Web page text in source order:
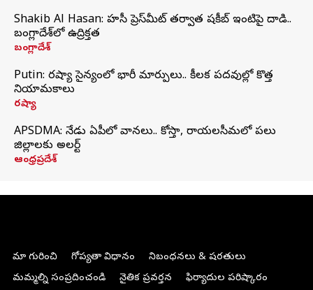
Shakib Al Hasan: హసీనా ప్రెస్‌మీట్‌ తర్వాత షకీబ్‌ ఇంటిపై దాడి..
బంగ్లాదేశ్‌లో ఉద్రిక్తత
బంగ్లాదేశ్
Putin: రష్యా సైన్యంలో భారీ మార్పులు.. కీలక పదవుల్లో కొత్త
నియామకాలు
రష్యా
APSDMA: నేడు ఏపీలో వానలు.. కోస్తా, రాయలసీమలో పలు
జిల్లాలకు అలర్ట్
ఆంధ్రప్రదేశ్
మా గురించి గోప్యతా విధానం
నిబంధనలు & షరతులు
మమ్మల్ని సంప్రదించండి
నైతిక ప్రవర్తన ఫిర్యాదుల పరిష్కారం